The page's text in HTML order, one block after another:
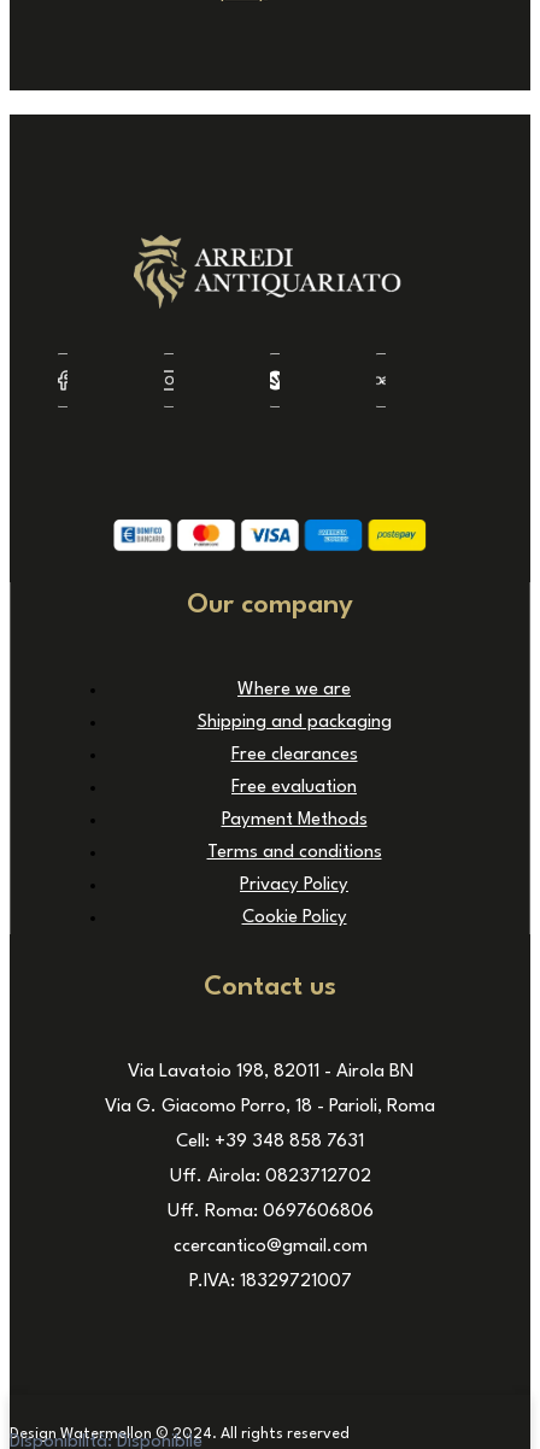
Our company
Where we are
Shipping and packaging
Free clearances
Free evaluation
Payment Methods
Terms and conditions
Privacy Policy
Cookie Policy
Contact us
Via Lavatoio 198, 82011 - Airola BN
Via G. Giacomo Porro, 18 - Parioli, Roma
Cell: +39 348 858 7631
Uff. Airola: 0823712702
Uff. Roma: 0697606806
ccercantico@gmail.com
P.IVA: 18329721007
Design Watermellon © 2024. All rights reserved
Disponibilità: Disponibile